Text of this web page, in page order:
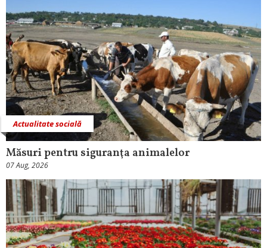
Actualitate socială
Măsuri pentru siguranţa animalelor
07 Aug, 2026